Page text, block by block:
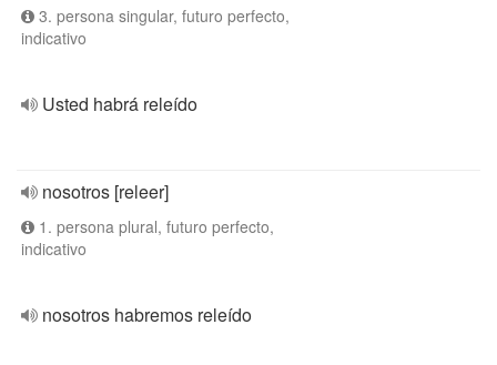
3. persona singular, futuro perfecto,
indicativo
Usted habrá releído
nosotros [releer]
1. persona plural, futuro perfecto,
indicativo
nosotros habremos releído